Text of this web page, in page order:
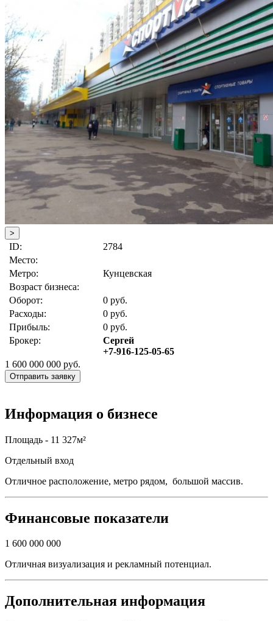
>
ID:
2784
Место:
Метро:
Кунцевская
Возраст бизнеса:
Оборот:
0 руб.
Расходы:
0 руб.
Прибыль:
0 руб.
Брокер:
Сергей
+7-916-125-05-65
1 600 000 000 руб.
Отправить заявку
Информация о бизнесе
Площадь - 11 327м²
Отдельный вход
Отличное расположение, метро рядом, большой массив.
Финансовые показатели
1 600 000 000
Отличная визуализация и рекламный потенциал.
Дополнительная информация